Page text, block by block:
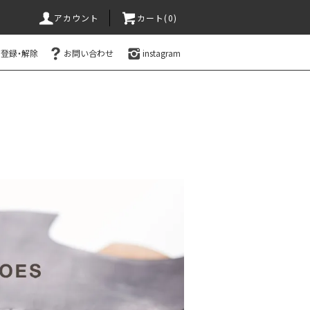
アカウント カート(0)
録・解除 お問い合わせ instagram